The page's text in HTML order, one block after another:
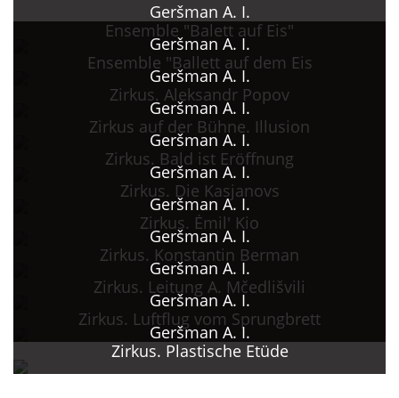
Geršman A. I.
Ensemble "Balett auf Eis"
Geršman A. I.
Ensemble "Ballett auf dem Eis
Geršman A. I.
Zirkus. Aleksandr Popov
Geršman A. I.
Zirkus auf der Bühne. Illusion
Geršman A. I.
Zirkus. Bald ist Eröffnung
Geršman A. I.
Zirkus. Die Kasjanovs
Geršman A. I.
Zirkus. Ėmil' Kio
Geršman A. I.
Zirkus. Konstantin Berman
Geršman A. I.
Zirkus. Leitung A. Mčedlišvili
Geršman A. I.
Zirkus. Luftflug vom Sprungbrett
Geršman A. I.
Zirkus. Plastische Etüde